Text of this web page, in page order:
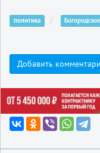
политика
Добавить